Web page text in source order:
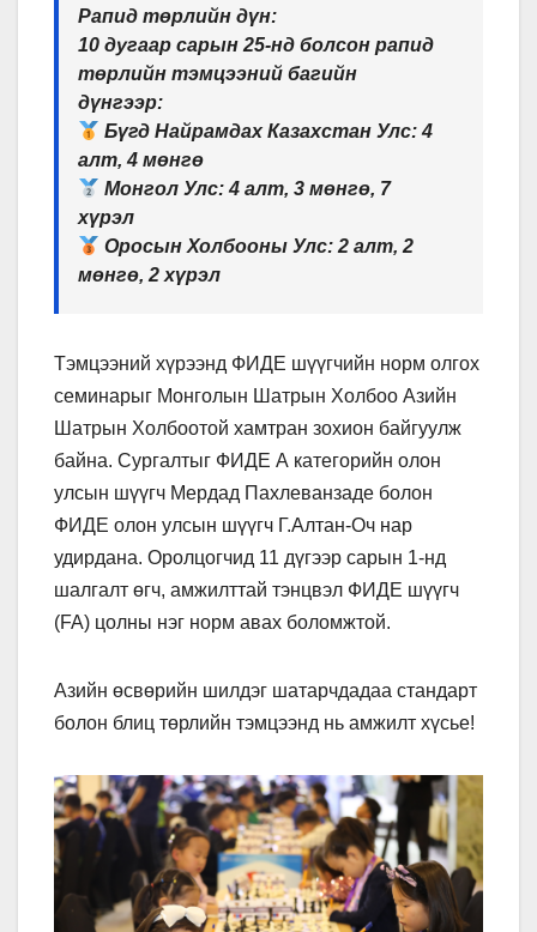
Рапид төрлийн дүн:
10 дугаар сарын 25-нд болсон рапид
төрлийн тэмцээний багийн
дүнгээр:
Бүгд Найрамдах Казахстан Улс: 4
алт, 4 мөнгө
Монгол Улс: 4 алт, 3 мөнгө, 7
хүрэл
Оросын Холбооны Улс: 2 алт, 2
мөнгө, 2 хүрэл
Тэмцээний хүрээнд ФИДЕ шүүгчийн норм олгох
семинарыг Монголын Шатрын Холбоо Азийн
Шатрын Холбоотой хамтран зохион байгуулж
байна. Сургалтыг ФИДЕ А категорийн олон
улсын шүүгч Мердад Пахлеванзаде болон
ФИДЕ олон улсын шүүгч Г.Алтан-Оч нар
удирдана. Оролцогчид 11 дүгээр сарын 1-нд
шалгалт өгч, амжилттай тэнцвэл ФИДЕ шүүгч
(FA) цолны нэг норм авах боломжтой.
Азийн өсвөрийн шилдэг шатарчдадаа стандарт
болон блиц төрлийн тэмцээнд нь амжилт хүсье!